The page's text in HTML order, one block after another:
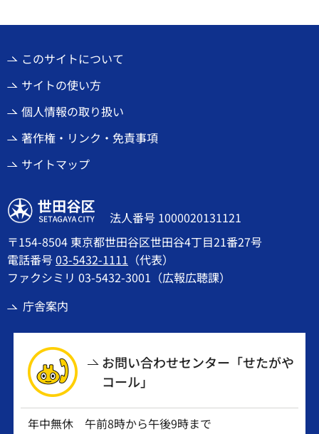
このサイトについて
サイトの使い方
個人情報の取り扱い
著作権・リンク・免責事項
サイトマップ
世田谷区
法人番号 1000020131121
〒154-8504 東京都世田谷区世田谷4丁目21番27号
電話番号03-5432-1111 （代表）
ファクシミリ 03-5432-3001（広報広聴課）
庁舎案内
お問い合わせセンター「せたがや
コール」
年中無休 午前8時から午後9時まで